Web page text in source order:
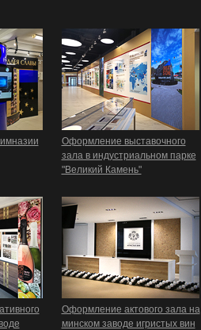
Оформление выставочного
зала в индустриальном парке
"Великий Камень"
Оформление актового зала на
минском заводе игристых вин